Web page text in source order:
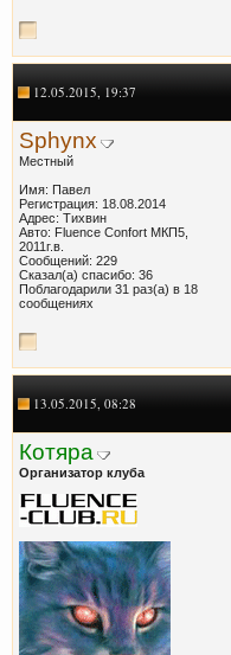
12.05.2015, 19:37
Sphynx
Местный
Имя: Павел
Регистрация: 18.08.2014
Адрес: Тихвин
Авто: Fluence Confort МКП5,
2011г.в.
Сообщений: 229
Сказал(а) спасибо: 36
Поблагодарили 31 раз(а) в 18
сообщениях
13.05.2015, 08:28
Котяра
Организатор клуба